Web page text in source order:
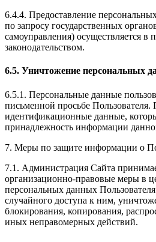
6.4.4. Предоставление
по запросу государственных
самоуправления) осуществляется в
законодательством.
6.5. Уничтожение персональных
6.5.1. Персональные данные
письменной просьбе
идентификационные данные,
принадлежность информации
7. Меры по защите информации о
7.1. Администрация Сайта
организационно-правовые меры в
персональных данных
случайного доступа к ним,
блокирования, копирования,
иных неправомерных действий.